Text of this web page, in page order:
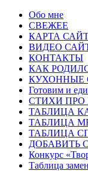
Обо мне
СВЕЖЕЕ
КАРТА
ВИДЕО
КОНТАКТЫ
КАК
КУХОННЫЕ
Готовим и
СТИХИ ПРО
ТАБЛИЦА
ТАБЛИЦА
ТАБЛИЦА
ДОБАВИТЬ
Конкурс
Таблица